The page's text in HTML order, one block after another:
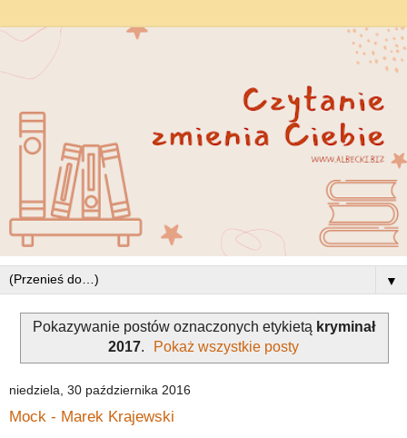
▼
Pokazywanie postów oznaczonych etykietą kryminał
2017. Pokaż wszystkie posty
niedziela, 30 października 2016
Mock - Marek Krajewski